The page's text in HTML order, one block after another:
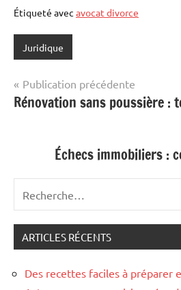
Étiqueté avec avocat divorce
Juridique
Navigation
de
Publication précédente
Rénovation sans poussière :
Échecs immobiliers :
pour
:
ARTICLES RÉCENTS
Des recettes faciles à préparer